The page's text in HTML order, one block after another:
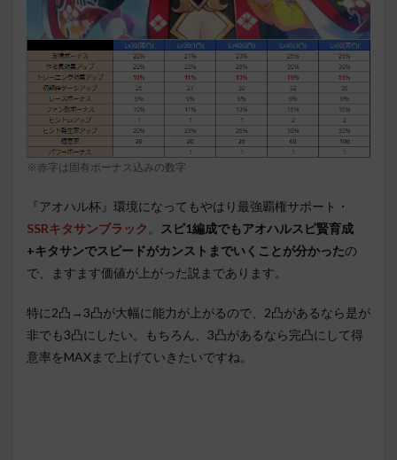
※赤字は固有ボーナス込みの数字
『アオハル杯』環境になってもやはり最強覇権サポート・
SSRキタサンブラック 。
スピ1編成でもアオハルスピ賢育成
+キタサンでスピードがカンストまでいくことが分かったの
で、ますます価値が上がった説まであります。
特に2凸→3凸が大幅に能力が上がるので、2凸があるなら是が
非でも3凸にしたい。もちろん、3凸があるなら完凸にして得
意率をMAXまで上げていきたいですね。